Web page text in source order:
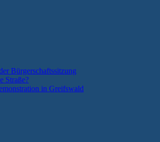
Bürgerschaftssitzung
Straße?
in Greifswald